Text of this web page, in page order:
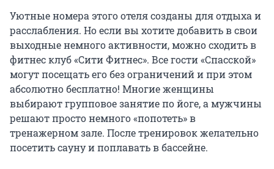
Уютные номера этого отеля созданы для отдыха и
расслабления. Но если вы хотите добавить в свои
выходные немного активности, можно сходить в
фитнес клуб «Сити Фитнес». Все гости «Спасской»
могут посещать его без ограничений и при этом
абсолютно бесплатно! Многие женщины
выбирают групповое занятие по йоге, а мужчины
решают просто немного «попотеть» в
тренажерном зале. После тренировок желательно
посетить сауну и поплавать в бассейне.